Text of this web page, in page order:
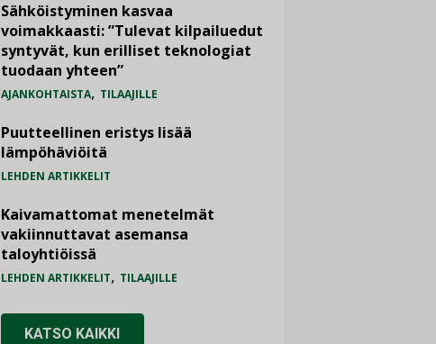
Sähköistyminen kasvaa
voimakkaasti: ”Tulevat kilpailuedut
syntyvät, kun erilliset teknologiat
tuodaan yhteen”
AJANKOHTAISTA, TILAAJILLE
Puutteellinen eristys lisää
lämpöhäviöitä
LEHDEN ARTIKKELIT
Kaivamattomat menetelmät
vakiinnuttavat asemansa
taloyhtiöissä
LEHDEN ARTIKKELIT, TILAAJILLE
KATSO KAIKKI